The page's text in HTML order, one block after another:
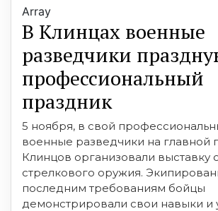
Array
В Клинцах военные
разведчики
профессиональный
праздник
5 ноября, в свой
военные разведчики на главной
Клинцов организовали выставку
стрелкового оружия.
последним требованиям бойцы
демонстрировали свои навыки и